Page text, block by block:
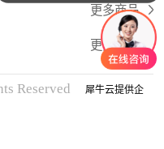
更多商品
更多商品
Reserved
犀牛云提供企